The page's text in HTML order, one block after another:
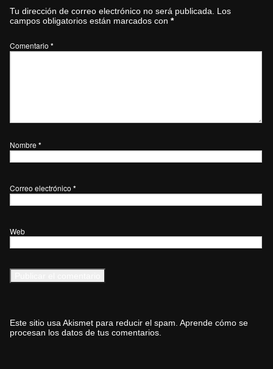
Tu dirección de correo electrónico no será publicada.
Los
campos obligatorios están marcados con *
Comentario *
Nombre *
Correo electrónico *
Web
Este sitio usa Akismet para reducir el spam. Aprende cómo se
procesan los datos de tus comentarios.